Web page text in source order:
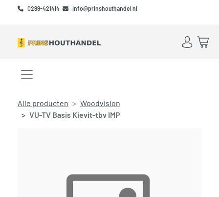
Skip to main content
Skip to footer
0299-421414 info@prinshouthandel.nl
Account
Menu openen/sluiten
Alle producten
Woodvision
VU-TV Basis Kievit-tbv IMP